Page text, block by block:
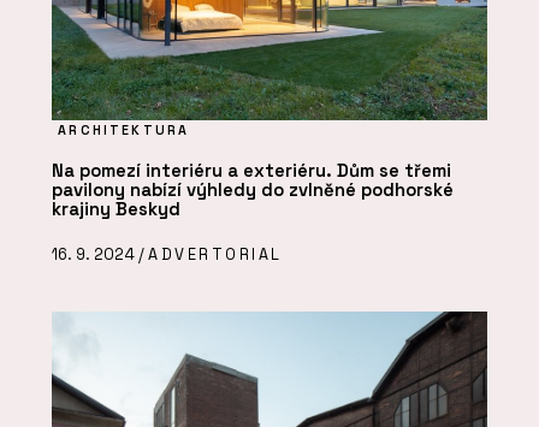
ARCHITEKTURA
Na pomezí interiéru a exteriéru. Dům se třemi
pavilony nabízí výhledy do zvlněné podhorské
krajiny Beskyd
16. 9. 2024 /ADVERTORIAL